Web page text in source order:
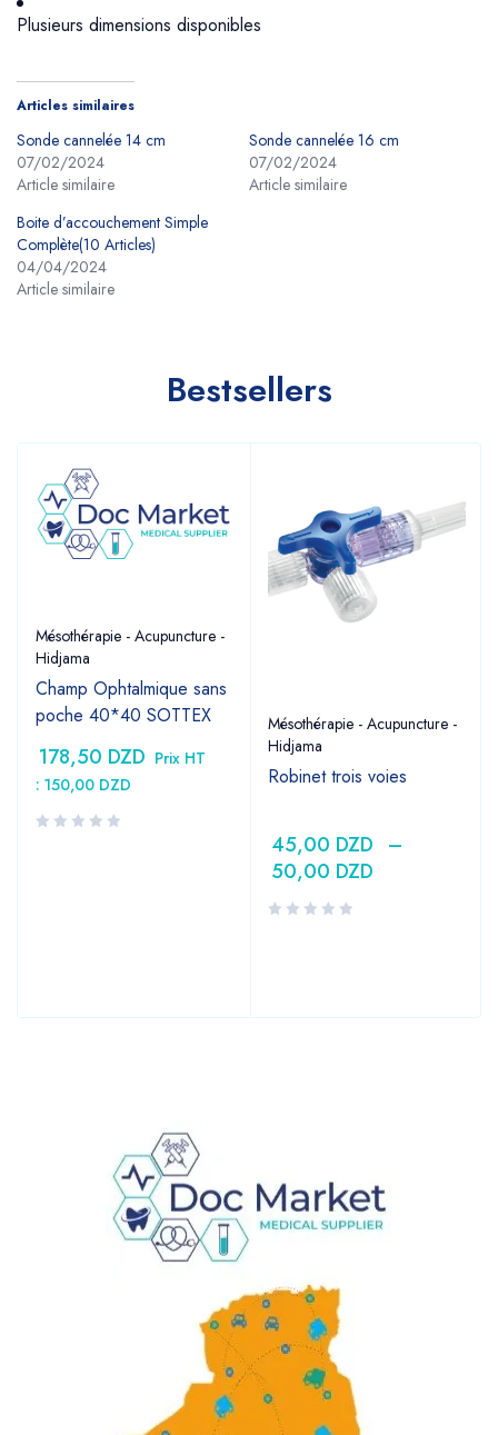
Plusieurs dimensions disponibles
Articles similaires
Sonde cannelée 14 cm
07/02/2024
Article similaire
Sonde cannelée 16 cm
07/02/2024
Article similaire
Boite d’accouchement Simple
Complète(10 Articles)
04/04/2024
Article similaire
Bestsellers
Mésothérapie - Acupuncture -
Hidjama
Champ Ophtalmique sans
poche 40*40 SOTTEX
178,50 DZD Prix HT
: 150,00 DZD
Mésothérapie - Acupuncture -
Hidjama
Robinet trois voies
45,00 DZD –
50,00 DZD